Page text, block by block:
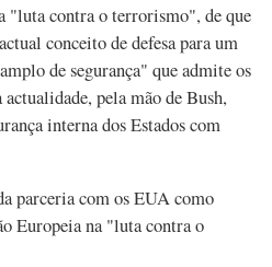
"luta contra o terrorismo", de que
conceito de defesa para um
de segurança" que admite os
pela mão de Bush,
interna dos Estados com
parceria com os EUA como
Europeia na "luta contra o